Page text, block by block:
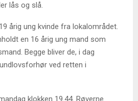
lås og slå.
årig ung kvinde fra lokalområdet.
en 16 årig ung mand som
Begge bliver de, i dag
ved retten i
klokken 19.44. Røverne